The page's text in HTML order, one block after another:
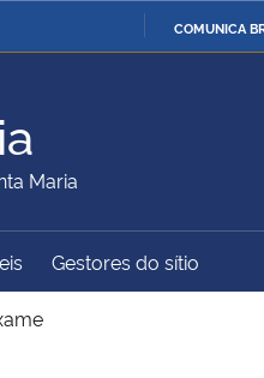
COMUNICA
Ministério da Defesa
Ministério da Cidadania
Ministério do
Maria
Gestores do sítio